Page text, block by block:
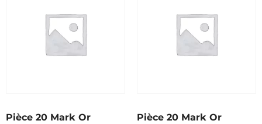
Pièce 20 Mark Or
Pièce 20 Mark Or